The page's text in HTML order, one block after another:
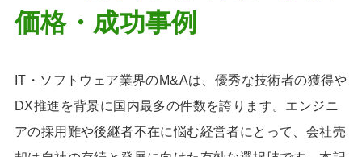
価格・成功事例
IT・ソフトウェア業界のM&Aは、優秀な技術者の獲得や
DX推進を背景に国内最多の件数を誇ります。エンジニ
アの採用難や後継者不在に悩む経営者にとって、会社売